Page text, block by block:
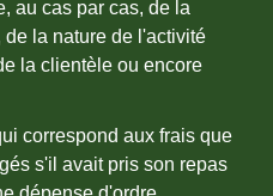
au cas par cas, de la
la nature de l'activité
la clientèle ou encore
correspond aux frais que
s'il avait pris son repas